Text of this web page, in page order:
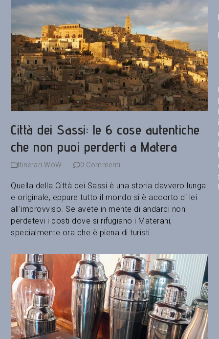
Città dei Sassi: le 6 cose autentiche
che non puoi perderti a Matera
Itinerari WoW 0 Commenti
Quella della Città dei Sassi è una storia davvero lunga
e originale, eppure tutto il mondo si è accorto di lei
all'improvviso. Se avete in mente di andarci non
perdetevi i posti dove si rifugiano i Materani,
specialmente ora che è piena di turisti